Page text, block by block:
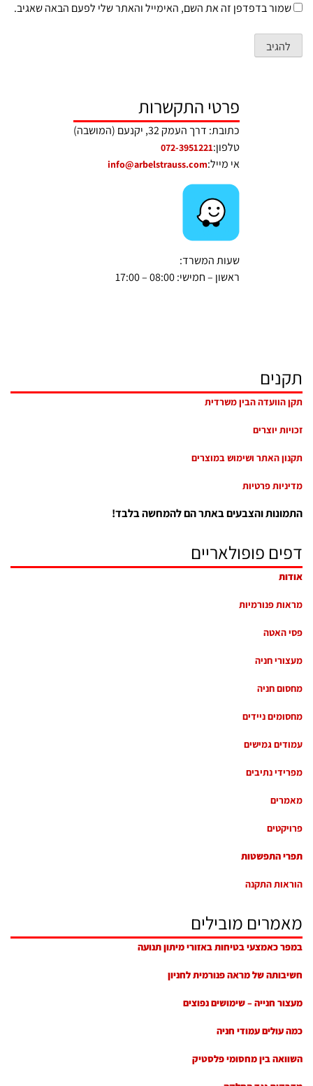
שמור בדפדפן זה את השם, האימייל והאתר שלי לפעם הבאה שאגיב.
פרטי התקשרות
כתובת: דרך העמק 32, יקנעם (המושבה)
טלפון:072-3951221
אי מייל:info@arbelstrauss.com
שעות המשרד:
ראשון – חמישי: 08:00 – 17:00
תקנים
תקן הוועדה הבין משרדית
זכויות יוצרים
תקנון האתר ושימוש במוצרים
מדיניות פרטיות
התמונות והצבעים באתר הם להמחשה בלבד!
דפים פופולאריים
אודות
מראות פנורמיות
פסי האטה
מעצורי חניה
מחסום חניה
מחסומים ניידים
עמודים גמישים
מפרידי נתיבים
מאמרים
פרויקטים
תפרי התפשטות
הוראות התקנה
מאמרים מובילים
במפר כאמצעי בטיחות באזורי מיתון תנועה
חשיבותה של מראה פנורמית לחניון
מעצור חנייה – שימושים נפוצים
כמה עולים עמודי חניה
השוואה בין מחסומי פלסטיק